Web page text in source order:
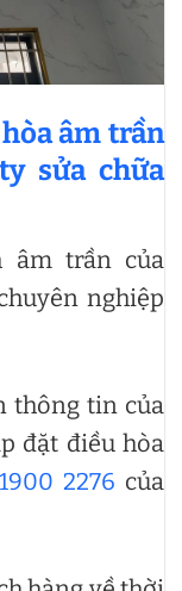
âm trần
sửa chữa
âm trần của
nghiệp
thông tin của
đặt điều hòa
1900 2276 của